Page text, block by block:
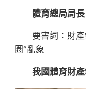
體育總局局長
要害詞：財
圈”亂象
我國體育財